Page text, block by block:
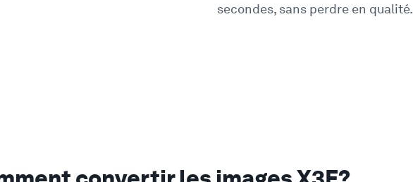
secondes, sans perdre en qualité.